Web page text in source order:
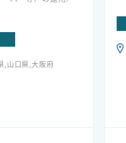
,山口県,大阪府